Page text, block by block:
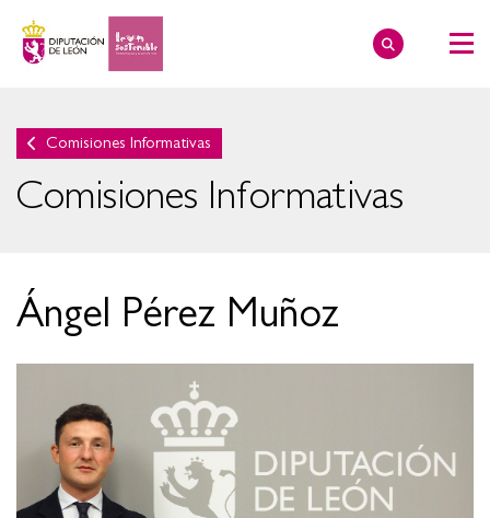
Comisiones Informativas
Comisiones Informativas
Ángel Pérez Muñoz